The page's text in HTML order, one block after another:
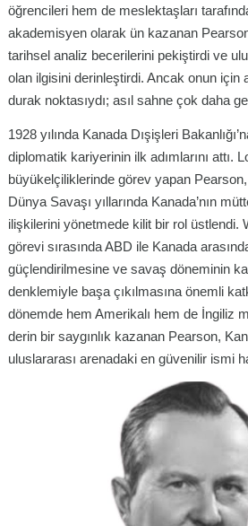
öğrencileri hem de meslektaşları
akademisyen olarak ün kazanan
tarihsel analiz becerilerini pekiştirdi ve
olan ilgisini derinleştirdi. Ancak onun için
durak noktasıydı; asıl sahne çok daha
1928 yılında Kanada Dışişleri
diplomatik kariyerinin ilk adımlarını attı.
büyükelçiliklerinde görev yapan
Dünya Savaşı yıllarında Kanada’nın
ilişkilerini yönetmede kilit bir rol üstlendi.
görevi sırasında ABD ile Kanada
güçlendirilmesine ve savaş döneminin
denklemiyle başa çıkılmasına önemli
dönemde hem Amerikalı hem de İngiliz
derin bir saygınlık kazanan Pearson,
uluslararası arenadaki en güvenilir ismi